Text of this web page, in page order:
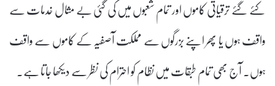
کئے گئے ترقیاتی کاموں اور تمام شعبوں میں کی گئی بے مثال خدمات سے
واقف ہوں یا پھر اپنے بزرگوں سے مملکت آصفیہ کے کاموں سے واقف
ہوں۔ آج بھی تمام طبقات میں نظام کو احترام کی نظر سے دیکھا جاتا ہے۔